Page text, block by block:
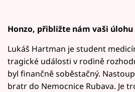
Honzo, přibližte nám vaši
Lukáš Hartman je student
tragické události v rodině
byl finančně soběstačný.
bratr do Nemocnice Rubava. Je